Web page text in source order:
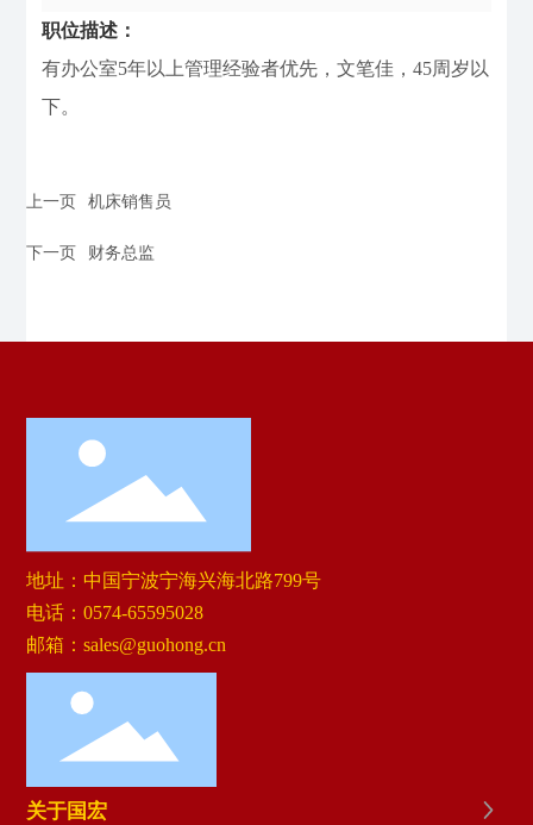
职位描述：
有办公室5年以上管理经验者优先，文笔佳，45周岁以
下。
上一页 机床销售员
下一页 财务总监
地址：中国宁波宁海兴海北路799号
电话：0574-65595028
邮箱：sales@guohong.cn
关于国宏